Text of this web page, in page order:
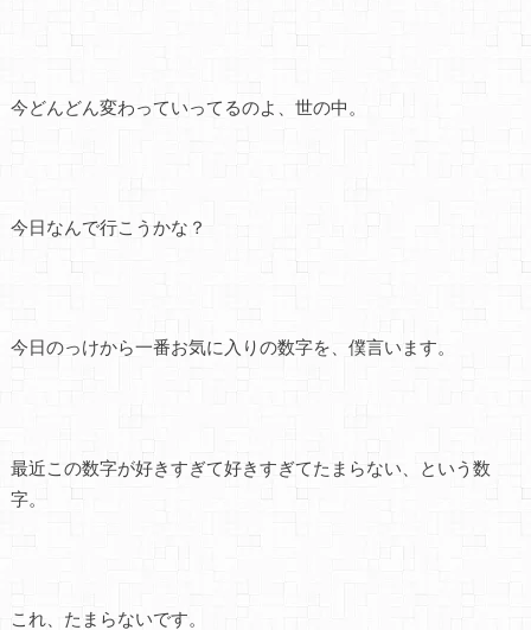
今どんどん変わっていってるのよ、世の中。
今日なんで行こうかな？
今日のっけから一番お気に入りの数字を、僕言います。
最近この数字が好きすぎて好きすぎてたまらない、という数
字。
これ、たまらないです。